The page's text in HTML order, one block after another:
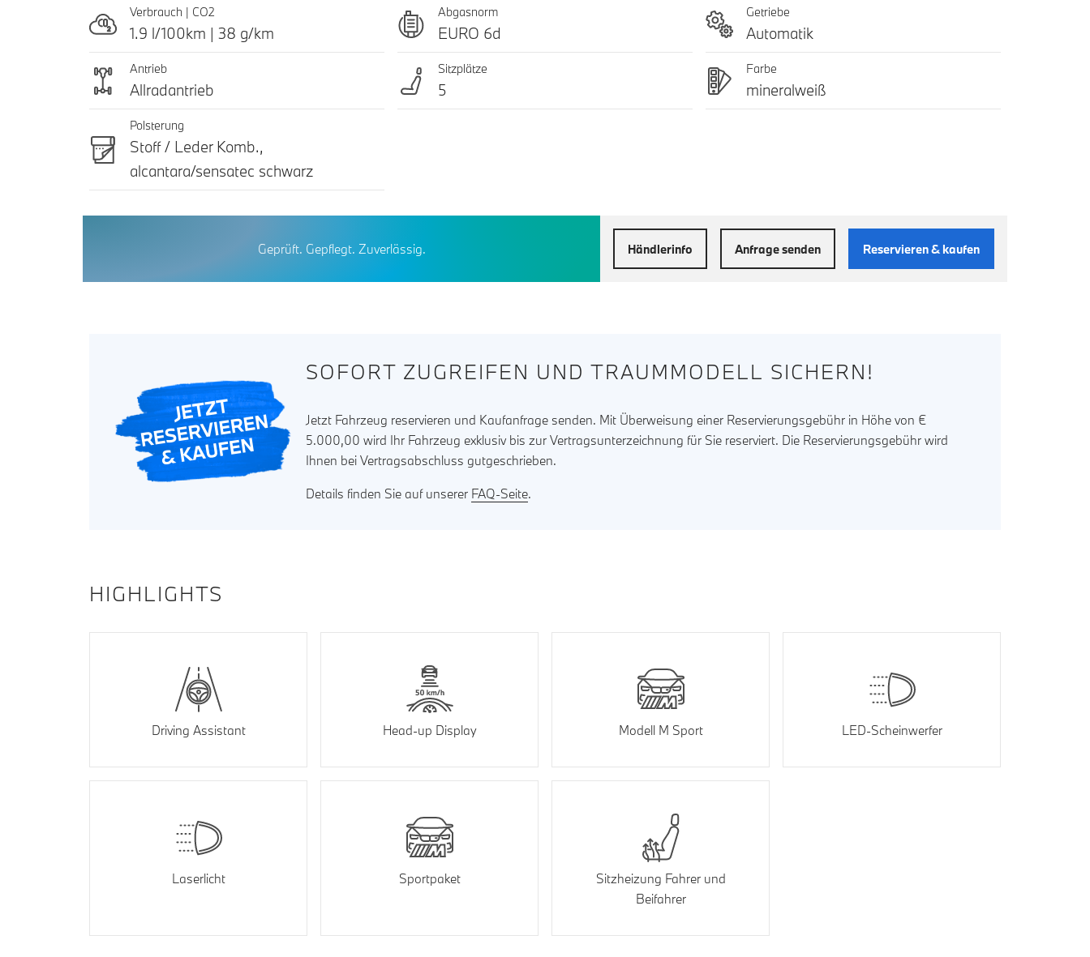
Verbrauch | CO2
1.9 l/100km | 38 g/km
Abgasnorm
EURO 6d
Getriebe
Automatik
Antrieb
Allradantrieb
Sitzplätze
5
Farbe
mineralweiß
Polsterung
Stoff / Leder Komb.,
alcantara/sensatec schwarz
Geprüft. Gepflegt. Zuverlässig. Händlerinfo Anfrage senden Reservieren & kaufen
SOFORT ZUGREIFEN UND TRAUMMODELL SICHERN!
Jetzt Fahrzeug reservieren und Kaufanfrage senden. Mit Überweisung einer Reservierungsgebühr in Höhe von €
5.000,00 wird Ihr Fahrzeug exklusiv bis zur Vertragsunterzeichnung für Sie reserviert. Die Reservierungsgebühr wird
Ihnen bei Vertragsabschluss gutgeschrieben.
Details finden Sie auf unserer FAQ-Seite.
HIGHLIGHTS
Driving Assistant Head-up Display Modell M Sport LED-Scheinwerfer
Laserlicht Sportpaket
Sitzheizung Fahrer und
Beifahrer